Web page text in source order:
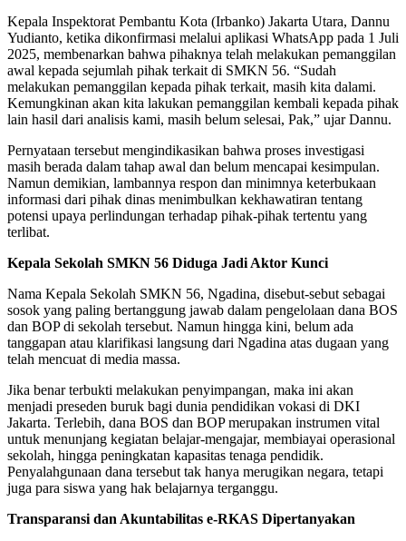
Kepala Inspektorat Pembantu Kota (Irbanko) Jakarta Utara, Dannu
Yudianto, ketika dikonfirmasi melalui aplikasi WhatsApp pada 1 Juli
2025, membenarkan bahwa pihaknya telah melakukan pemanggilan
awal kepada sejumlah pihak terkait di SMKN 56. “Sudah
melakukan pemanggilan kepada pihak terkait, masih kita dalami.
Kemungkinan akan kita lakukan pemanggilan kembali kepada pihak
lain hasil dari analisis kami, masih belum selesai, Pak,” ujar Dannu.
Pernyataan tersebut mengindikasikan bahwa proses investigasi
masih berada dalam tahap awal dan belum mencapai kesimpulan.
Namun demikian, lambannya respon dan minimnya keterbukaan
informasi dari pihak dinas menimbulkan kekhawatiran tentang
potensi upaya perlindungan terhadap pihak-pihak tertentu yang
terlibat.
Kepala Sekolah SMKN 56 Diduga Jadi Aktor Kunci
Nama Kepala Sekolah SMKN 56, Ngadina, disebut-sebut sebagai
sosok yang paling bertanggung jawab dalam pengelolaan dana BOS
dan BOP di sekolah tersebut. Namun hingga kini, belum ada
tanggapan atau klarifikasi langsung dari Ngadina atas dugaan yang
telah mencuat di media massa.
Jika benar terbukti melakukan penyimpangan, maka ini akan
menjadi preseden buruk bagi dunia pendidikan vokasi di DKI
Jakarta. Terlebih, dana BOS dan BOP merupakan instrumen vital
untuk menunjang kegiatan belajar-mengajar, membiayai operasional
sekolah, hingga peningkatan kapasitas tenaga pendidik.
Penyalahgunaan dana tersebut tak hanya merugikan negara, tetapi
juga para siswa yang hak belajarnya terganggu.
Transparansi dan Akuntabilitas e-RKAS Dipertanyakan